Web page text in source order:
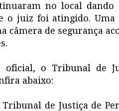
no local
o juiz foi atingido. Uma
câmera de segurança
o Tribunal de
abaixo:
de Justiça de